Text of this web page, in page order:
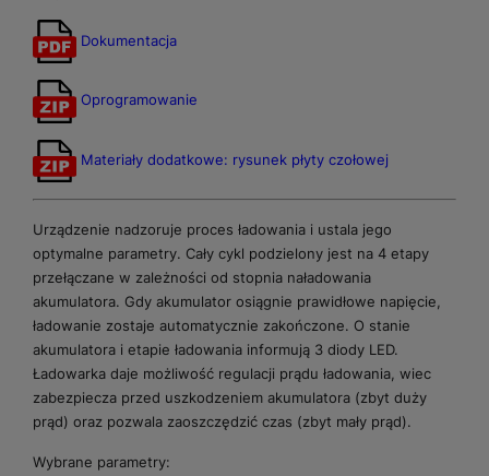
Dokumentacja
Oprogramowanie
Materiały dodatkowe: rysunek płyty czołowej
Urządzenie nadzoruje proces ładowania i ustala jego
optymalne parametry. Cały cykl podzielony jest na 4 etapy
przełączane w zależności od stopnia naładowania
akumulatora. Gdy akumulator osiągnie prawidłowe napięcie,
ładowanie zostaje automatycznie zakończone. O stanie
akumulatora i etapie ładowania informują 3 diody LED.
Ładowarka daje możliwość regulacji prądu ładowania, wiec
zabezpiecza przed uszkodzeniem akumulatora (zbyt duży
prąd) oraz pozwala zaoszczędzić czas (zbyt mały prąd).
Wybrane parametry: